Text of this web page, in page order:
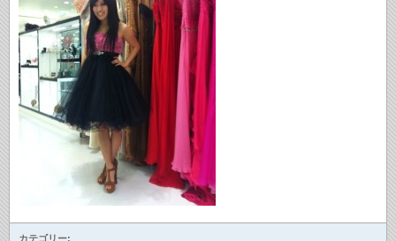
カテゴリー: